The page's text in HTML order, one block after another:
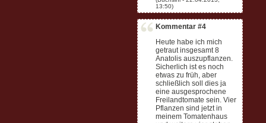
Kommentar #4
Heute habe ich mich
getraut insgesamt 8
Anatolis auszupflanzen.
Sicherlich ist es noch
etwas zu früh, aber
schließlich soll dies ja
eine ausgesprochene
Freilandtomate sein. Vier
Pflanzen sind jetzt in
meinem Tomatenhaus